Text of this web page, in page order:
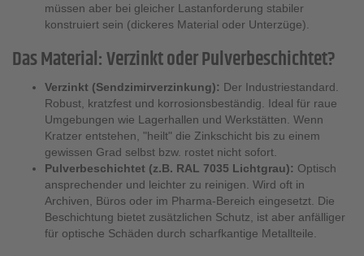
müssen aber bei gleicher Lastanforderung stabiler
konstruiert sein (dickeres Material oder Unterzüge).
Das Material: Verzinkt oder Pulverbeschichtet?
Verzinkt (Sendzimirverzinkung): Der Industriestandard.
Robust, kratzfest und korrosionsbeständig. Ideal für raue
Umgebungen wie Lagerhallen und Werkstätten. Wenn
Kratzer entstehen, "heilt" die Zinkschicht bis zu einem
gewissen Grad selbst bzw. rostet nicht sofort.
Pulverbeschichtet (z.B. RAL 7035 Lichtgrau): Optisch
ansprechender und leichter zu reinigen. Wird oft in
Archiven, Büros oder im Pharma-Bereich eingesetzt. Die
Beschichtung bietet zusätzlichen Schutz, ist aber anfälliger
für optische Schäden durch scharfkantige Metallteile.